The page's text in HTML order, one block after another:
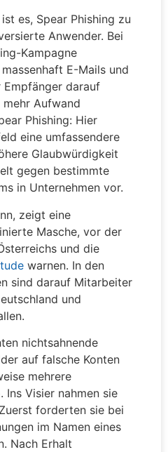
es, Spear Phishing zu
Anwender. Bei
Kampagne
E-Mails und
Empfänger darauf
Aufwand
Phishing: Hier
eine umfassendere
Glaubwürdigkeit
gegen bestimmte
in Unternehmen vor.
zeigt eine
Masche, vor der
und die
warnen. In den
sind darauf Mitarbeiter
und
nichtsahnende
auf falsche Konten
mehrere
Ins Visier nahmen sie
forderten sie bei
im Namen eines
Nach Erhalt